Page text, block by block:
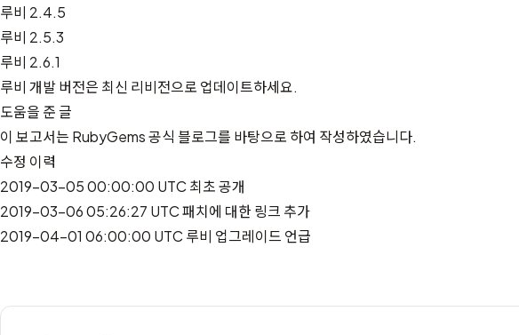
루비 2.4.5
루비 2.5.3
루비 2.6.1
루비 개발 버전은 최신 리비전으로 업데이트하세요.
도움을 준 글
이 보고서는 RubyGems 공식 블로그를 바탕으로 하여 작성하였습니다.
수정 이력
2019-03-05 00:00:00 UTC 최초 공개
2019-03-06 05:26:27 UTC 패치에 대한 링크 추가
2019-04-01 06:00:00 UTC 루비 업그레이드 언급